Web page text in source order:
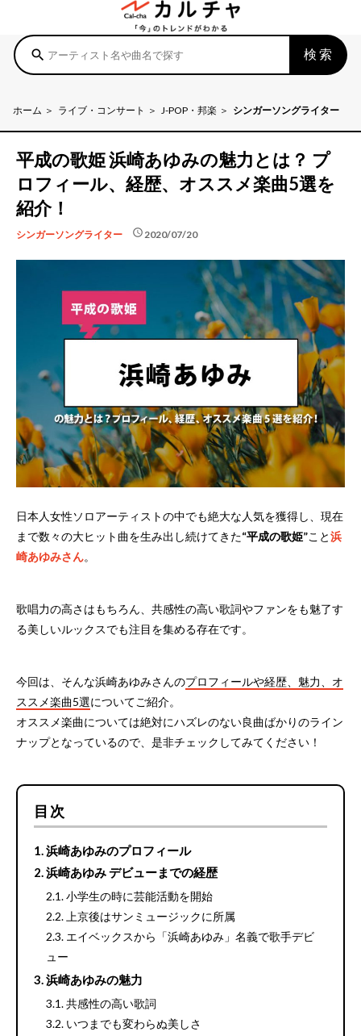
search 検索
ホーム ライブ・コンサート J-POP・邦楽 シンガーソングライター
平成の歌姫 浜崎あゆみの魅力とは？ プ
ロフィール、経歴、オススメ楽曲5選を
紹介！
シンガーソングライター schedule 2020/07/20
日本人女性ソロアーティストの中でも絶大な人気を獲得し、現在
まで数々の大ヒット曲を生み出し続けてきた“平成の歌姫”こと浜
崎あゆみさん。
歌唱力の高さはもちろん、共感性の高い歌詞やファンをも魅了す
る美しいルックスでも注目を集める存在です。
今回は、そんな浜崎あゆみさんのプロフィールや経歴、魅力、オ
ススメ楽曲5選についてご紹介。
オススメ楽曲については絶対にハズレのない良曲ばかりのライン
ナップとなっているので、是非チェックしてみてください！
目次
浜崎あゆみのプロフィール
浜崎あゆみ デビューまでの経歴
小学生の時に芸能活動を開始
上京後はサンミュージックに所属
エイベックスから「浜崎あゆみ」名義で歌手デビ
ュー
浜崎あゆみの魅力
共感性の高い歌詞
いつまでも変わらぬ美しさ